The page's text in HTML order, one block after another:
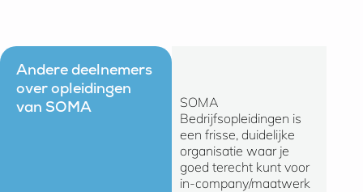
Andere deelnemers
over opleidingen
van SOMA
SOMA
Bedrijfsopleidingen is
een frisse, duidelijke
organisatie waar je
goed terecht kunt voor
in-company/maatwerk